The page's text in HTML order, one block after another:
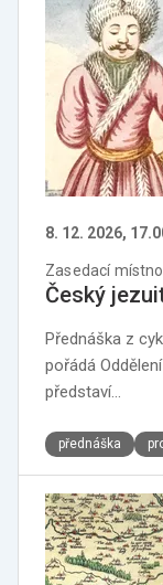
8. 12. 2026,
Zasedací
Český
Přednáška z
pořádá
představí…
přednáška